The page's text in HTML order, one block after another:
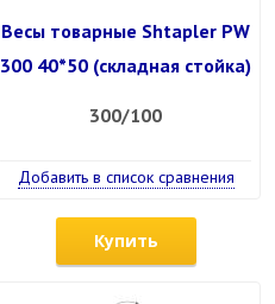
Весы товарные Shtapler PW
300 40*50 (складная стойка)
300/100
Добавить в список сравнения
Купить